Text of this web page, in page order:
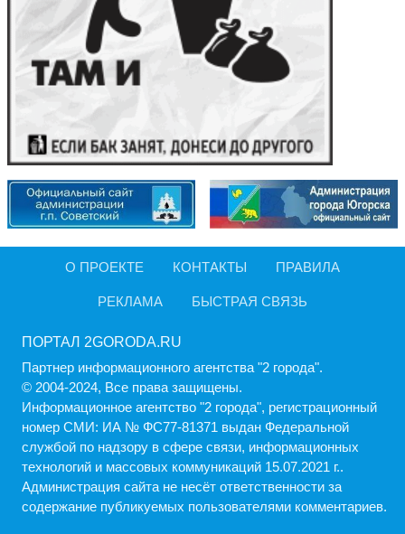
О ПРОЕКТЕ КОНТАКТЫ ПРАВИЛА
РЕКЛАМА БЫСТРАЯ СВЯЗЬ
ПОРТАЛ 2GORODA.RU
Партнер информационного агентства "2 города".
© 2004-2024, Все права защищены.
Информационное агентство "2 города", регистрационный
номер СМИ: ИА № ФС77-81371 выдан Федеральной
службой по надзору в сфере связи, информационных
технологий и массовых коммуникаций 15.07.2021 г..
Администрация cайта не несёт ответственности за
содержание публикуемых пользователями комментариев.